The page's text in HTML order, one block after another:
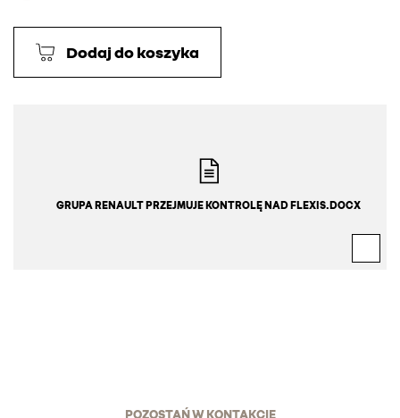
Dodaj do koszyka
GRUPA RENAULT PRZEJMUJE KONTROLĘ NAD FLEXIS.DOCX
POZOSTAŃ W KONTAKCIE